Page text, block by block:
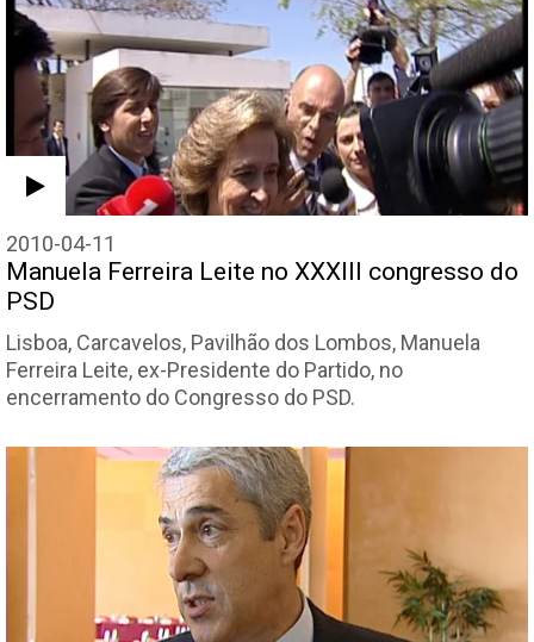
2010-04-11
Manuela Ferreira Leite no XXXIII congresso do
PSD
Lisboa, Carcavelos, Pavilhão dos Lombos, Manuela
Ferreira Leite, ex-Presidente do Partido, no
encerramento do Congresso do PSD.